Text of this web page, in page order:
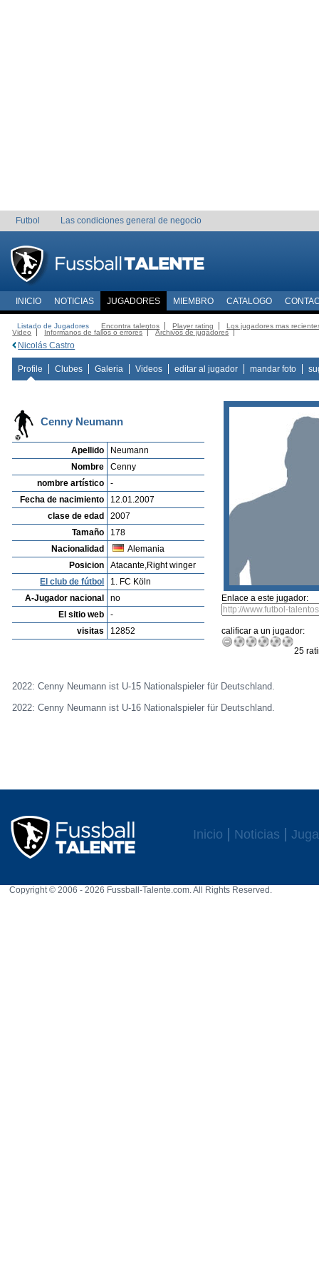
Futbol Las condiciones general de negocio
INICIO NOTICIAS JUGADORES MIEMBRO CATALOGO
Listado de Jugadores Encontra talentos Player rating
Los jugadores mas
Video
Informanos de fallos o errores Archivos de jugadores
Nicolás Castro
Profile Clubes Galeria Videos editar al jugador mandar foto
Cenny Neumann
Apellido
Neumann
Nombre
Cenny
nombre artístico
-
Fecha de nacimiento
12.01.2007
clase de edad
2007
Tamaño
178
Nacionalidad
Alemania
Posicion
Atacante,Right winger
El club de fútbol
1. FC Köln
A-Jugador nacional
no
El sitio web
-
visitas
12852
Enlace a este jugador:
calificar a un jugador:
25
2022: Cenny Neumann ist U-15 Nationalspieler für Deutschland.
2022: Cenny Neumann ist U-16 Nationalspieler für Deutschland.
Inicio Noticias
Copyright © 2006 - 2026 Fussball-Talente.com. All Rights Reserved.